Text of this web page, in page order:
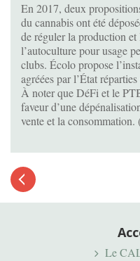
En 2017, deux
du cannabis ont été
de réguler la production
l’autoculture pour usage
clubs. Écolo propose
agréées par l’État
À noter que DéFi et le
faveur d’une
vente et la consommation.
Article
précédent
Le